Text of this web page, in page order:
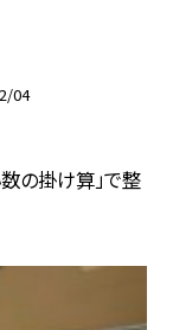
04
数の掛け算」で整